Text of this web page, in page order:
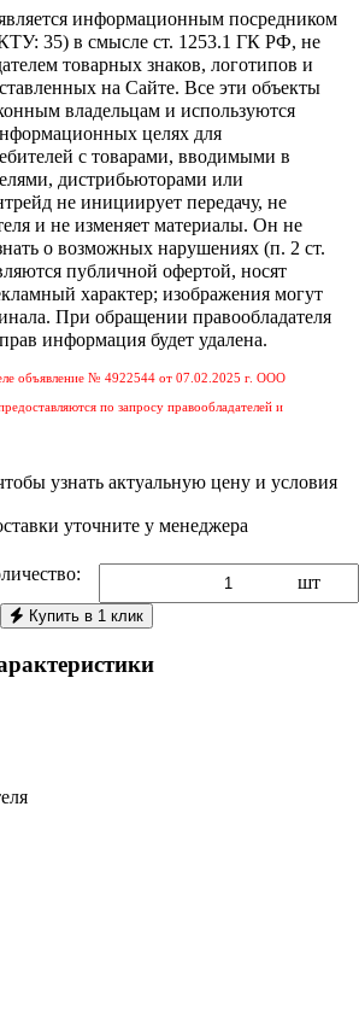
информационным посредником
35) в смысле ст. 1253.1 ГК РФ, не
товарных знаков, логотипов и
на Сайте. Все эти объекты
владельцам и используются
целях для
с товарами, вводимыми в
дистрибьюторами или
не инициирует передачу, не
и не изменяет материалы. Он не
о возможных нарушениях (п. 2 ст.
публичной офертой, носят
характер; изображения могут
При обращении правообладателя
информация будет удалена.
объявление № 4922544 от 07.02.2025 г. ООО
по запросу правообладателей и
узнать актуальную цену и условия
уточните у менеджера
шт
Купить в 1 клик